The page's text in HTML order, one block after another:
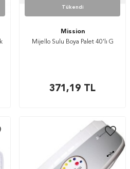
Tükendi
Mission
Mijello Sulu Boya Palet 40’lı G
371,19 TL